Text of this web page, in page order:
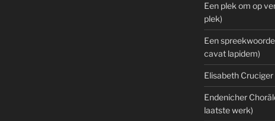
Een plek om op
plek)
Een
cavat lapidem)
Elisabeth Cruciger
Endenicher
laatste werk)